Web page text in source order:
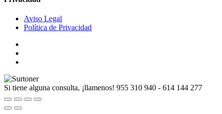
Aviso Legal
Política de Privacidad
Si tiene alguna consulta, ¡llamenos! 955 310 940 - 614 144 277